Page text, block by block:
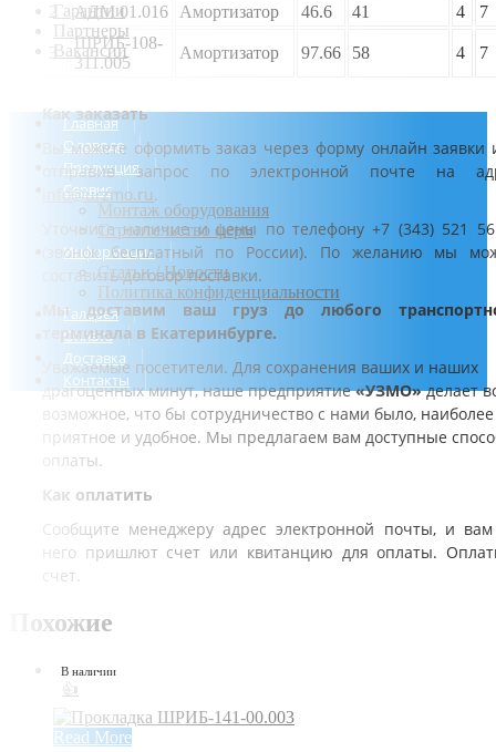
Гарантии
Партнеры
Вакансии
Главная
О заводе
Продукция
Сервис
Монтаж оборудования
Строительство ферм
Информация
Статьи / Новости
Политика конфиденциальности
Галерея
Оплата
Доставка
Контакты
АДМ 01.016 Амортизатор 46.6 41 4 7
ШРИБ-108-
311.005
Амортизатор 97.66 58 4 7
Как заказать
Вы можете оформить заказ через форму онлайн заявки
отправив запрос по электронной почте на
info@urzmo.ru.
Уточните наличие и цены по телефону +7 (343) 521
(звонок бесплатный по России). По желанию мы
составить договор поставки.
Мы доставим ваш груз до любого
терминала в Екатеринбурге.
Уважаемые посетители. Для сохранения ваших и наших
драгоценных минут, наше предприятие«УЗМО»делает
возможное, что бы сотрудничество с нами было, наиболее
приятное и удобное. Мы предлагаем вам доступные
оплаты.
Как оплатить
Сообщите менеджеру адрес электронной почты, и
него пришлют счет или квитанцию для оплаты.
счет.
Похожие
В наличии
👍
Read More